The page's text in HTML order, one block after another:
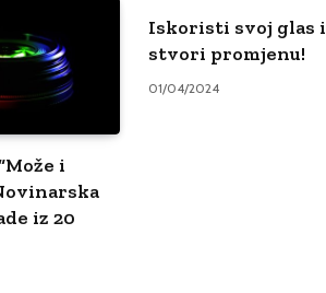
i
iz 20
Iskoristi svoj glas i
stvori promjenu!
01/04/2024